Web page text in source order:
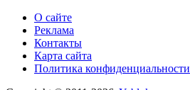
О сайте
Реклама
Контакты
Карта сайта
Политика конфиденциальности